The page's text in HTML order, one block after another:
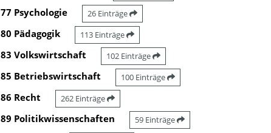
77 Psychologie 26 Einträge
80 Pädagogik 113 Einträge
83 Volkswirtschaft 102 Einträge
85 Betriebswirtschaft 100 Einträge
86 Recht 262 Einträge
89 Politikwissenschaften 59 Einträge